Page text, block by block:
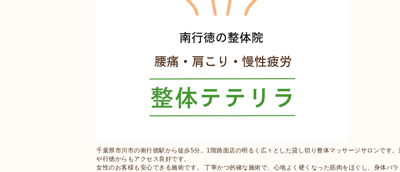
千葉県市川市の南行徳駅から徒歩5分。1階路面店の明るく広々とした貸し切り整体マッサージサロンです。
や行徳からもアクセス良好です。
女性のお客様も安心できる施術です。 丁寧かつ的確な施術で、心地よく硬くなった筋肉をほぐし、身体バラ